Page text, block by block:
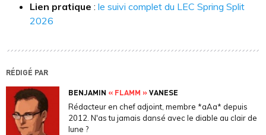
Lien pratique : le suivi complet du LEC Spring Split
2026
RÉDIGÉ PAR
BENJAMIN « FLAMM »VANESE
Rédacteur en chef adjoint, membre *aAa* depuis
2012. N'as tu jamais dansé avec le diable au clair de
lune ?